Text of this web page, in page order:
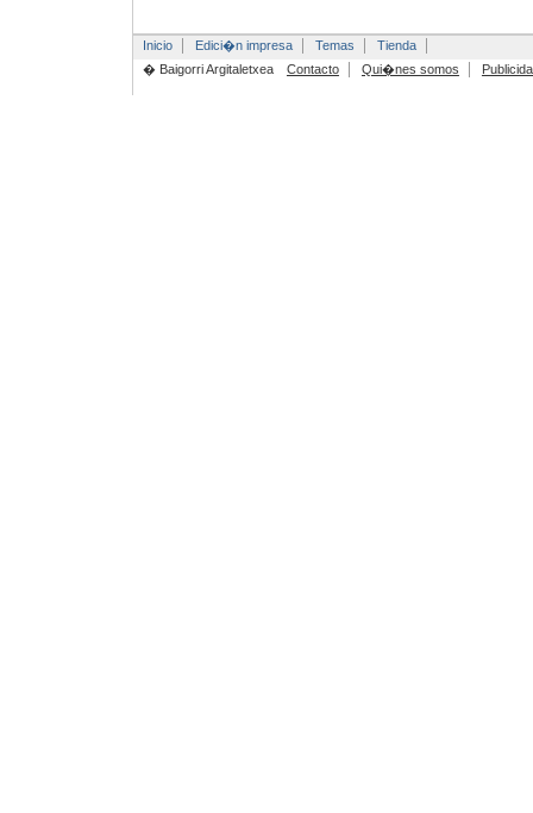
Inicio Edici�n impresa Temas
Tienda
� Baigorri Argitaletxea
Contacto Qui�nes somos